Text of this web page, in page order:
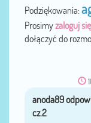
Podziękowania:
Prosimyzaloguj się
dołączyć do